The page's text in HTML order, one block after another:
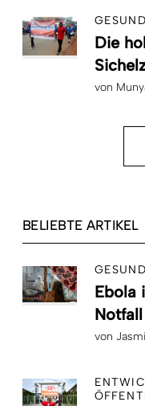
Die
von
BELIEBTE ARTIKEL
Ebola
Notfall
von